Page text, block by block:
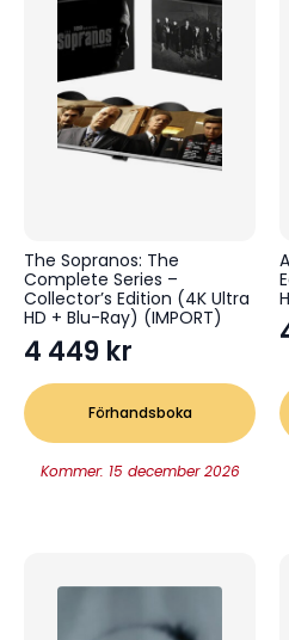
The Sopranos: The
Complete Series –
Collector’s Edition (4K Ultra
HD + Blu-Ray) (IMPORT)
4 449 kr
Förhandsboka
Kommer: 15 december 2026